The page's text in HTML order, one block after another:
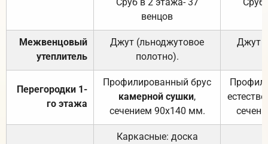
венцов
Межвенцовый
утеплитель
Джут (льноджутовое
полотно).
Джут
Перегородки 1-
го этажа
Профилированный брус
камерной сушки,
сечением 90х140 мм.
Каркасные: доска